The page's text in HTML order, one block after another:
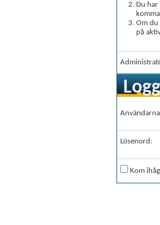
Du har
Om du
på
Lösenord:
Kom